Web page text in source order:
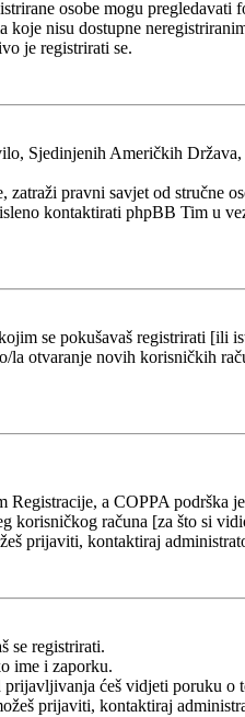
osobe mogu pregledavati
nisu dostupne
je registrirati se.
Sjedinjenih Američkih
pravni savjet od stručne
kontaktirati phpBB Tim u
se pokušavaš registrirati [ili
la otvaranje novih korisničkih
a COPPA podrška
korisničkog računa [za što si
prijaviti, kontaktiraj
se registrirati.
ime i zaporku.
ćeš vidjeti poruku o
prijaviti, kontaktiraj